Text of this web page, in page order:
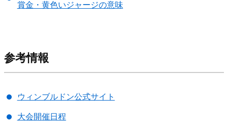
賞金・黄色いジャージの意味
参考情報
ウィンブルドン公式サイト
大会開催日程